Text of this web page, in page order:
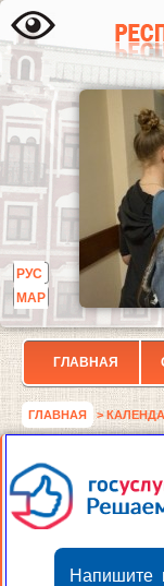
РУС
МАР
ГЛАВНАЯ
ГЛАВНАЯ >